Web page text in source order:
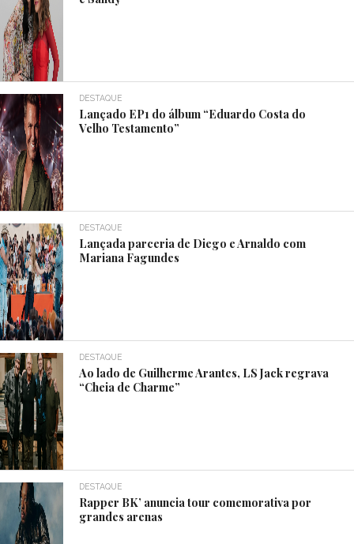
DESTAQUE
Lançado EP1 do álbum “Eduardo Costa do
Velho Testamento”
DESTAQUE
Lançada parceria de Diego e Arnaldo com
Mariana Fagundes
DESTAQUE
Ao lado de Guilherme Arantes, LS Jack regrava
“Cheia de Charme”
DESTAQUE
Rapper BK’ anuncia tour comemorativa por
grandes arenas